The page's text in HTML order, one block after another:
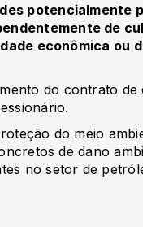
potencialmente
de
econômica ou
do contrato de
do meio
de dano
no setor de